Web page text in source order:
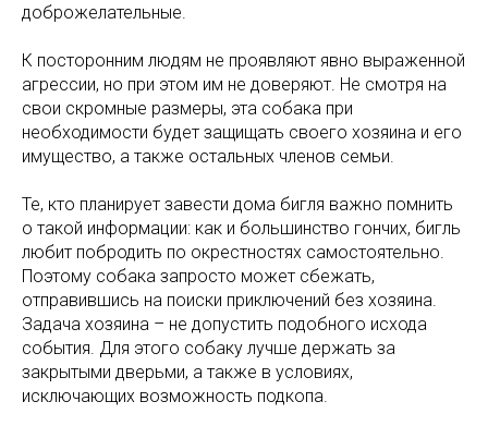
доброжелательные.
К посторонним людям не проявляют явно выраженной
агрессии, но при этом им не доверяют. Не смотря на
свои скромные размеры, эта собака при
необходимости будет защищать своего хозяина и его
имущество, а также остальных членов семьи.
Те, кто планирует завести дома бигля важно помнить
о такой информации: как и большинство гончих, бигль
любит побродить по окрестностях самостоятельно.
Поэтому собака запросто может сбежать,
отправившись на поиски приключений без хозяина.
Задача хозяина – не допустить подобного исхода
события. Для этого собаку лучше держать за
закрытыми дверьми, а также в условиях,
исключающих возможность подкопа.